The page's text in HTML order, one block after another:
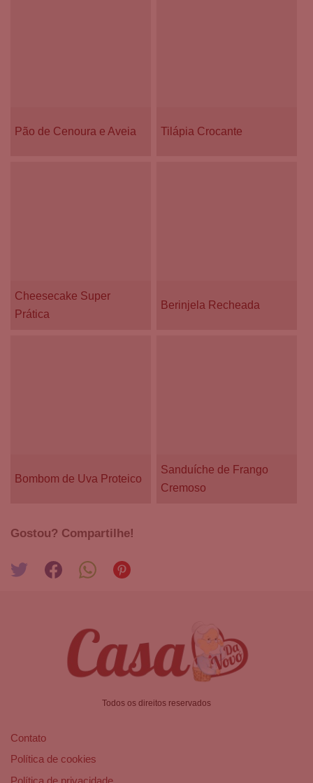
Pão de Cenoura e Aveia Tilápia Crocante
Cheesecake Super
Prática
Berinjela Recheada
Bombom de Uva Proteico
Sanduíche de Frango
Cremoso
Gostou? Compartilhe!
Todos os direitos reservados
Contato
Política de cookies